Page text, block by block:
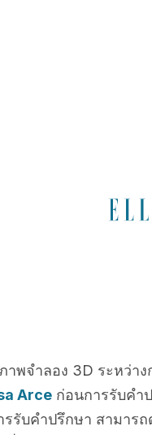
พจำลอง 3D ระหว่า
Arce ก่อนการรับคำ
รรับคำปรึกษา สามาร